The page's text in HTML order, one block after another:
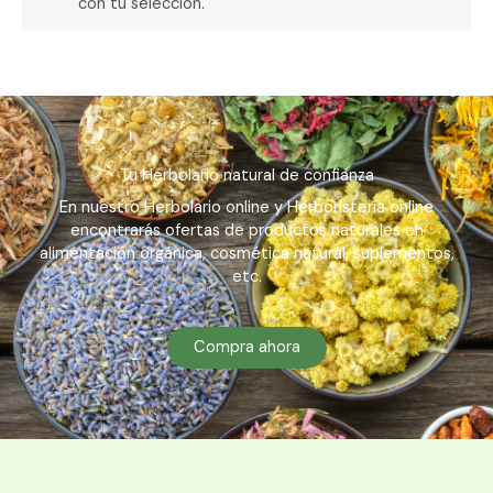
Tu Herbolario natural de confianza
En nuestro Herbolario online y Herboristería online
encontrarás ofertas de productos naturales en
alimentación orgánica, cosmética natural, suplementos,
etc.
Compra ahora